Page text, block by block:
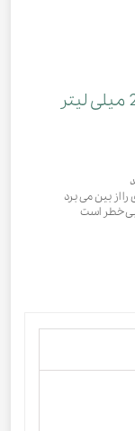
از بین می برد
بی خطر است